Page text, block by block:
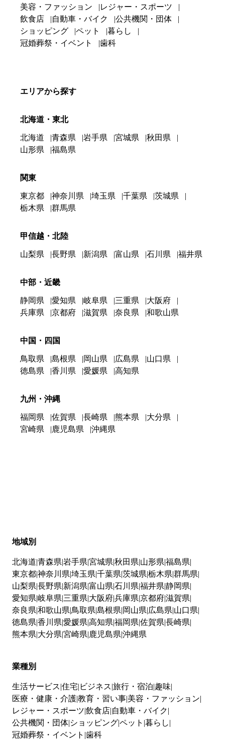
美容・ファッション
レジャー・スポーツ
飲食店
自動車・バイク
公共機関・団体
ショッピング
ペット
暮らし
冠婚葬祭・イベント
歯科
エリアから探す
北海道・東北
北海道 青森県 岩手県 宮城県
秋田県
山形県
福島県
関東
東京都 神奈川県 埼玉県 千葉県
茨城県
栃木県
群馬県
甲信越・北陸
山梨県 長野県 新潟県 富山県 石川県 福井県
中部・近畿
静岡県 愛知県 岐阜県 三重県
大阪府
兵庫県
京都府 滋賀県 奈良県 和歌山県
中国・四国
鳥取県 島根県 岡山県 広島県
山口県
徳島県
香川県 愛媛県 高知県
九州・沖縄
福岡県 佐賀県 長崎県 熊本県
大分県
宮崎県
鹿児島県 沖縄県
地域別
北海道 青森県 岩手県 宮城県 秋田県 山形県 福島県
東京都神奈川県 埼玉県 千葉県 茨城県 栃木県 群馬県
山梨県 長野県 新潟県 富山県 石川県 福井県 静岡県
愛知県 岐阜県 三重県 大阪府兵庫県 京都府滋賀県
奈良県 和歌山県 鳥取県 島根県 岡山県 広島県 山口県
徳島県 香川県 愛媛県 高知県 福岡県 佐賀県 長崎県
熊本県 大分県 宮崎県 鹿児島県 沖縄県
業種別
生活サービス 住宅 ビジネス 旅行・宿泊 趣味
医療・健康・介護教育・習い事 美容・ファッション
レジャー・スポーツ 飲食店 自動車・バイク
公共機関・団体 ショッピングペット 暮らし
冠婚葬祭・イベント 歯科